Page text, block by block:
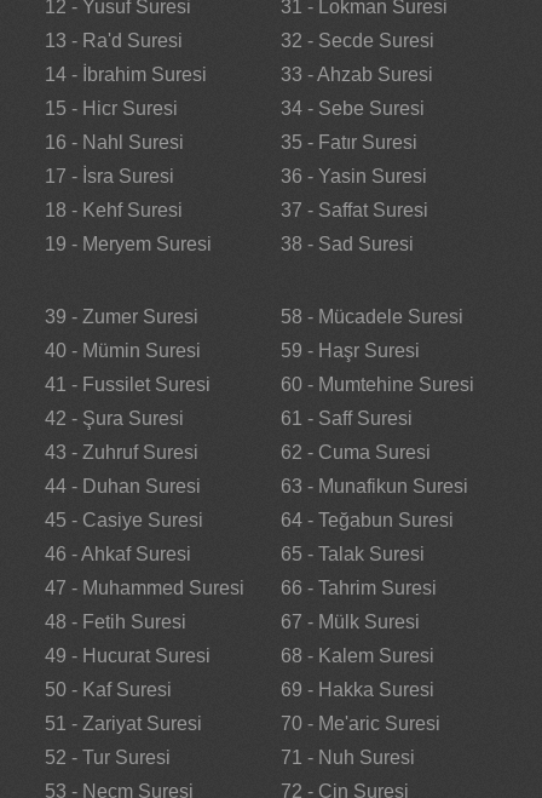
12 - Yusuf Suresi
13 - Ra'd Suresi
14 - İbrahim Suresi
15 - Hicr Suresi
16 - Nahl Suresi
17 - İsra Suresi
18 - Kehf Suresi
19 - Meryem Suresi
31 - Lokman Suresi
32 - Secde Suresi
33 - Ahzab Suresi
34 - Sebe Suresi
35 - Fatır Suresi
36 - Yasin Suresi
37 - Saffat Suresi
38 - Sad Suresi
39 - Zumer Suresi
40 - Mümin Suresi
41 - Fussilet Suresi
42 - Şura Suresi
43 - Zuhruf Suresi
44 - Duhan Suresi
45 - Casiye Suresi
46 - Ahkaf Suresi
47 - Muhammed Suresi
48 - Fetih Suresi
49 - Hucurat Suresi
50 - Kaf Suresi
51 - Zariyat Suresi
52 - Tur Suresi
53 - Necm Suresi
58 - Mücadele Suresi
59 - Haşr Suresi
60 - Mumtehine Suresi
61 - Saff Suresi
62 - Cuma Suresi
63 - Munafikun Suresi
64 - Teğabun Suresi
65 - Talak Suresi
66 - Tahrim Suresi
67 - Mülk Suresi
68 - Kalem Suresi
69 - Hakka Suresi
70 - Me'aric Suresi
71 - Nuh Suresi
72 - Cin Suresi